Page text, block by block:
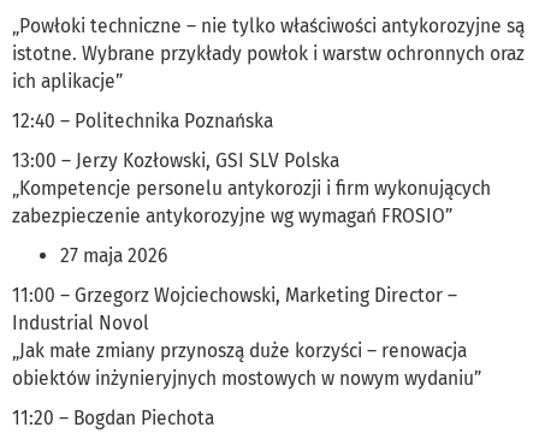
„Powłoki techniczne – nie tylko właściwości antykorozyjne są
istotne. Wybrane przykłady powłok i warstw ochronnych oraz
ich aplikacje”
12:40 – Politechnika Poznańska
13:00 – Jerzy Kozłowski, GSI SLV Polska
„Kompetencje personelu antykorozji i firm wykonujących
zabezpieczenie antykorozyjne wg wymagań FROSIO”
27 maja 2026
11:00 – Grzegorz Wojciechowski, Marketing Director –
Industrial Novol
„Jak małe zmiany przynoszą duże korzyści – renowacja
obiektów inżynieryjnych mostowych w nowym wydaniu”
11:20 – Bogdan Piechota